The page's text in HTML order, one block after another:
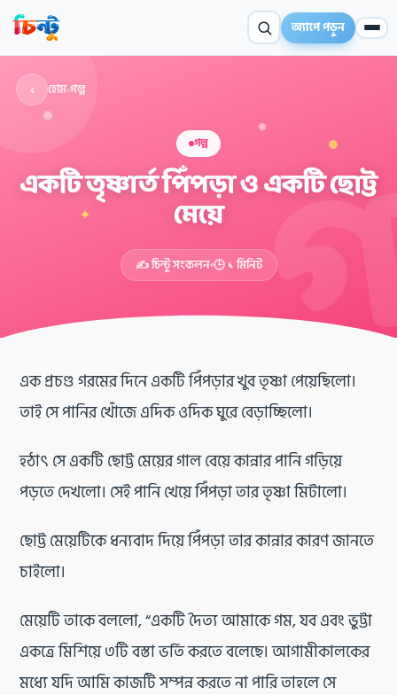
অ্যাপে পড়ুন
✦
‹ হোম›গল্প
গল্প
একটি তৃষ্ণার্ত পিঁপড়া ও একটি ছোট্ট
মেয়ে
✍️ চিন্টু সংকলন 🕒 ১ মিনিট
এক প্রচণ্ড গরমের দিনে একটি পিঁপড়ার খুব তৃষ্ণা পেয়েছিলো।
তাই সে পানির খোঁজে এদিক ওদিক ঘুরে বেড়াচ্ছিলো।
হঠাৎ সে একটি ছোট্ট মেয়ের গাল বেয়ে কান্নার পানি গড়িয়ে
পড়তে দেখলো। সেই পানি খেয়ে পিঁপড়া তার তৃষ্ণা মিটালো।
ছোট্ট মেয়েটিকে ধন্যবাদ দিয়ে পিঁপড়া তার কান্নার কারণ জানতে
চাইলো।
মেয়েটি তাকে বললো, “একটি দৈত্য আমাকে গম, যব এবং ভুট্টা
একত্রে মিশিয়ে ৩টি বস্তা ভর্তি করতে বলেছে। আগামীকালকের
মধ্যে যদি আমি কাজটি সম্পন্ন করতে না পারি তাহলে সে